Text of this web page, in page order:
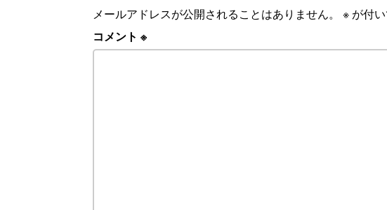
メールアドレスが公開されることはありません。 ※ が付
コメント ※